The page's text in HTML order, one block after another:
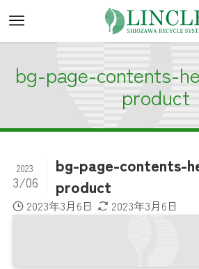
bg-page-contents-
product
bg-page-contents-
product
2023
3/06
2023年3月6日 2023年3月6日